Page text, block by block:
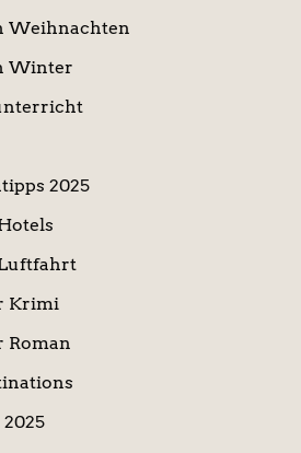
Weihnachten
Winter
2025
Krimi
Roman